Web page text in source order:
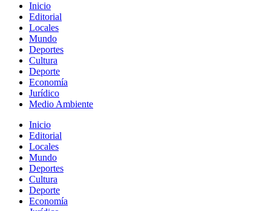
Inicio
Editorial
Locales
Mundo
Deportes
Cultura
Deporte
Economía
Jurídico
Medio Ambiente
Inicio
Editorial
Locales
Mundo
Deportes
Cultura
Deporte
Economía